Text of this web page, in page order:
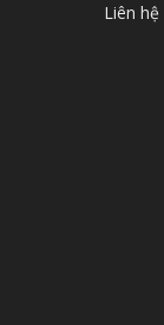
Liên